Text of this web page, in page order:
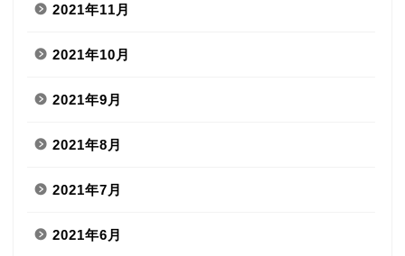
2021年11月
2021年10月
2021年9月
2021年8月
2021年7月
2021年6月